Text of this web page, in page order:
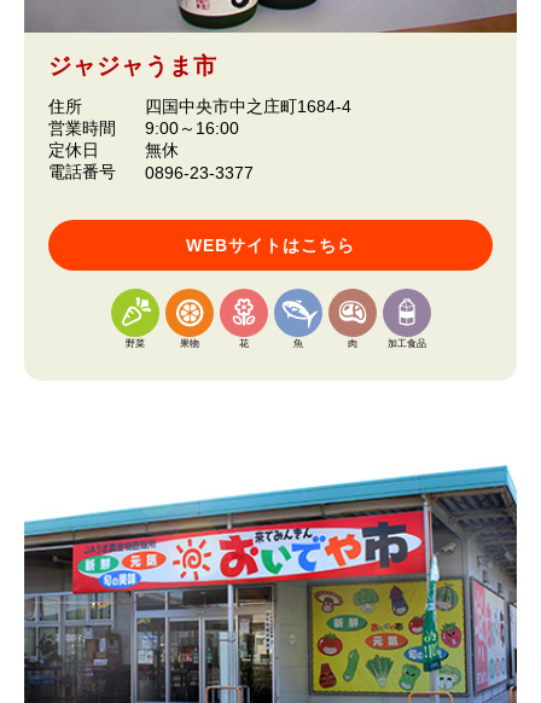
ジャジャうま市
住所
四国中央市中之庄町1684-4
営業時間
9:00～16:00
定休日
無休
電話番号
0896-23-3377
WEBサイトはこちら
野菜 果物 花 魚 肉 加工食品